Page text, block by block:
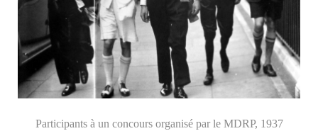
Participants à un concours organisé par le MDRP, 1937